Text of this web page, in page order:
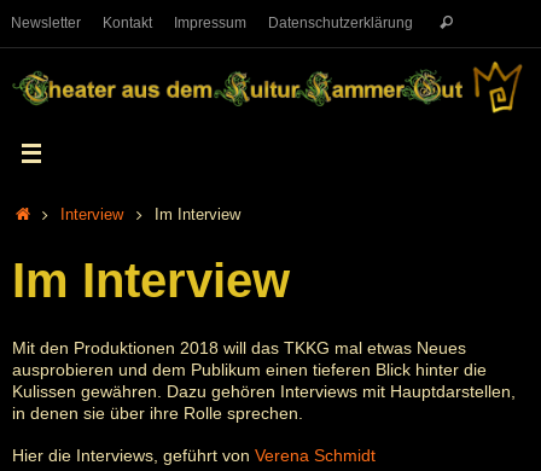
Newsletter Kontakt Impressum Datenschutzerklärung
Interview Im Interview
Im Interview
Mit den Produktionen 2018 will das TKKG mal etwas Neues
ausprobieren und dem Publikum einen tieferen Blick hinter die
Kulissen gewähren. Dazu gehören Interviews mit Hauptdarstellen,
in denen sie über ihre Rolle sprechen.
Hier die Interviews, geführt von Verena Schmidt